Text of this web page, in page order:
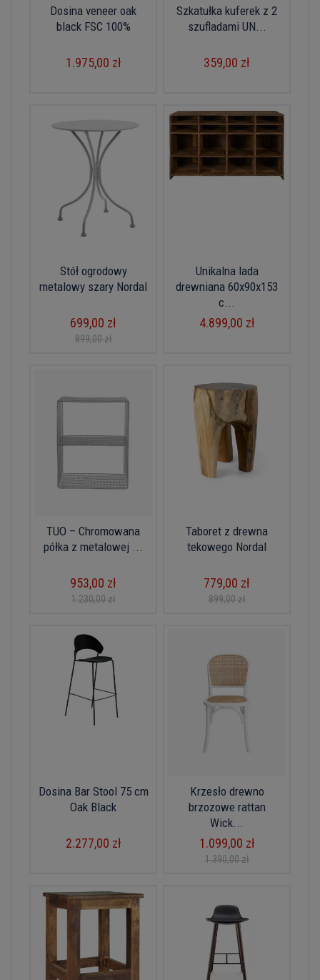
Dosina veneer oak
black FSC 100%
1.975,00 zł
Szkatułka kuferek z 2
szufladami UN...
359,00 zł
Stół ogrodowy
metalowy szary Nordal
699,00 zł
899,00 zł
Unikalna lada
drewniana 60x90x153
c...
4.899,00 zł
TUO – Chromowana
półka z metalowej ...
953,00 zł
1.230,00 zł
Taboret z drewna
tekowego Nordal
779,00 zł
899,00 zł
Dosina Bar Stool 75 cm
Oak Black
2.277,00 zł
Krzesło drewno
brzozowe rattan
Wick...
1.099,00 zł
1.390,00 zł